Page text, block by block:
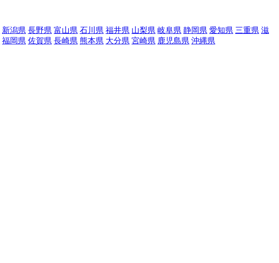
新潟県 長野県 富山県 石川県 福井県 山梨県 岐阜県 静岡県 愛知県 三重県 滋
福岡県 佐賀県 長崎県 熊本県 大分県 宮崎県 鹿児島県 沖縄県